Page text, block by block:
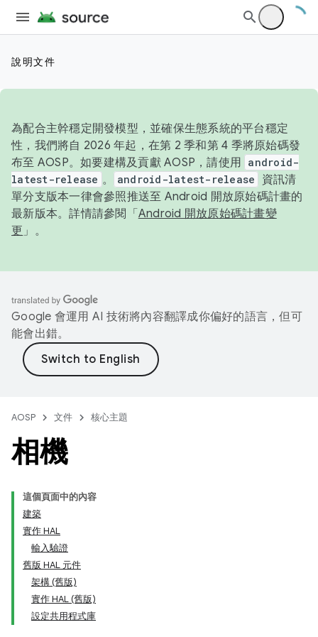
說明文件
為配合主幹穩定開發模型，並確保生態系統的平台穩定
性，我們將自 2026 年起，在第 2 季和第 4 季將原始碼發
布至 AOSP。如要建構及貢獻 AOSP，請使用 android-
latest-release 。 android-latest-release
資訊清
單分支版本一律會參照推送至 Android 開放原始碼計畫的
最新版本。詳情請參閱「 Android 開放原始碼計畫變
更 」。
Google 會運用 AI 技術將內容翻譯成你偏好的語言，但可
能會出錯。
AOSP 文件 核心主題
相機
這個頁面中的內容
建築
實作 HAL
輸入驗證
舊版 HAL 元件
架構 (舊版)
實作 HAL (舊版)
設定共用程式庫